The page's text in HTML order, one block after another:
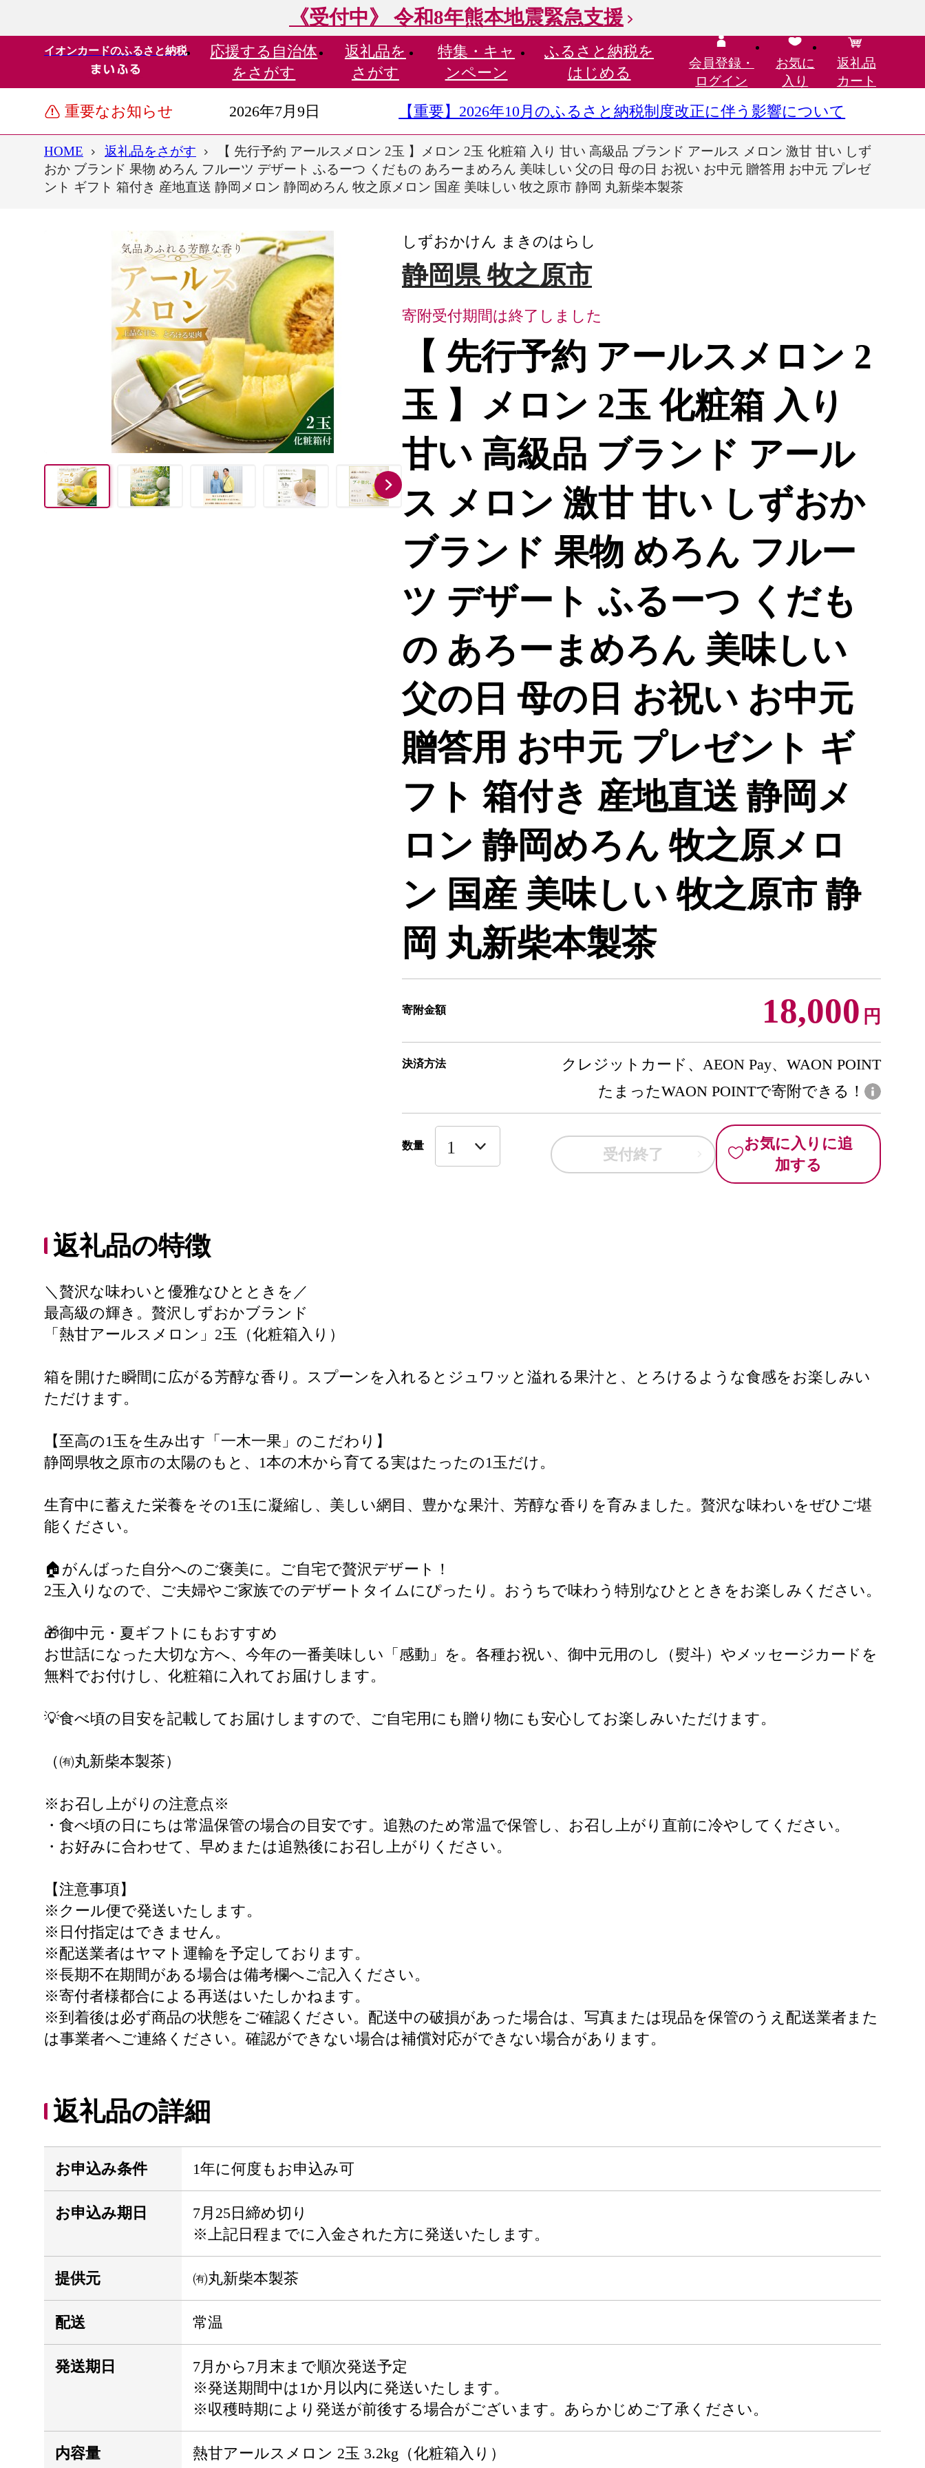
《受付中》 令和8年熊本地震緊急支援
イオンカードのふるさと納税 応援する 自治体
をさがす
返礼品を
さがす
特集・ キャ
ンペーン
ふるさと納税を
はじめる
会員登録・
ログイン
お気に
入り
返礼品
カート
重要なお知らせ 2026年7月9日 【重要】2026年10月のふるさと納税制度改正に伴う影響について
HOME 返礼品をさがす
【 先行予約 アールスメロン 2玉 】メロン 2玉 化粧箱 入り 甘い 高級品 ブランド アールス メロン 激甘 甘い しず
おか ブランド 果物 めろん フルーツ デザート ふるーつ くだもの あろーまめろん 美味しい 父の日 母の日 お祝い お中元 贈答用 お中元 プレゼ
ント ギフト 箱付き 産地直送 静岡メロン 静岡めろん 牧之原メロン 国産 美味しい 牧之原市 静岡 丸新柴本製茶
しずおかけん まきのはらし
静岡県 牧之原市
寄附受付期間は終了しました
【 先行予約 アールスメロン 2
玉 】メロン 2玉 化粧箱 入り
甘い 高級品 ブランド アール
ス メロン 激甘 甘い しずおか
ブランド 果物 めろん フルー
ツ デザート ふるーつ くだも
の あろーまめろん 美味しい
父の日 母の日 お祝い お中元
贈答用 お中元 プレゼント ギ
フト 箱付き 産地直送 静岡メ
ロン 静岡めろん 牧之原メロ
ン 国産 美味しい 牧之原市 静
岡 丸新柴本製茶
寄附金額 18,000 円
決済方法
クレジットカード、AEON Pay、WAON POINT
たまったWAON POINTで寄附できる！
数量 受付終了
お気に入りに追
加する
返礼品の特徴
＼贅沢な味わいと優雅なひとときを／
最高級の輝き。贅沢しずおかブランド
「熱甘アールスメロン」2玉（化粧箱入り）
箱を開けた瞬間に広がる芳醇な香り。スプーンを入れるとジュワッと溢れる果汁と、とろけるような食感をお楽しみい
ただけます。
【至高の1玉を生み出す「一木一果」のこだわり】
静岡県牧之原市の太陽のもと、1本の木から育てる実はたったの1玉だけ。
生育中に蓄えた栄養をその1玉に凝縮し、美しい網目、豊かな果汁、芳醇な香りを育みました。贅沢な味わいをぜひご堪
能ください。
🏠がんばった自分へのご褒美に。ご自宅で贅沢デザート！
2玉入りなので、ご夫婦やご家族でのデザートタイムにぴったり。おうちで味わう特別なひとときをお楽しみください。
🎁御中元・夏ギフトにもおすすめ
お世話になった大切な方へ、今年の一番美味しい「感動」を。各種お祝い、御中元用のし（熨斗）やメッセージカードを
無料でお付けし、化粧箱に入れてお届けします。
💡食べ頃の目安を記載してお届けしますので、ご自宅用にも贈り物にも安心してお楽しみいただけます。
（㈲丸新柴本製茶）
※お召し上がりの注意点※
・食べ頃の日にちは常温保管の場合の目安です。追熟のため常温で保管し、お召し上がり直前に冷やしてください。
・お好みに合わせて、早めまたは追熟後にお召し上がりください。
【注意事項】
※クール便で発送いたします。
※日付指定はできません。
※配送業者はヤマト運輸を予定しております。
※長期不在期間がある場合は備考欄へご記入ください。
※寄付者様都合による再送はいたしかねます。
※到着後は必ず商品の状態をご確認ください。配送中の破損があった場合は、写真または現品を保管のうえ配送業者また
は事業者へご連絡ください。確認ができない場合は補償対応ができない場合があります。
返礼品の詳細
お申込み条件 1年に何度もお申込み可
お申込み期日
7月25日締め切り
※上記日程までに入金された方に発送いたします。
提供元 ㈲丸新柴本製茶
配送 常温
発送期日
7月から7月末まで順次発送予定
※発送期間中は1か月以内に発送いたします。
※収穫時期により発送が前後する場合がございます。あらかじめご了承ください。
内容量 熱甘アールスメロン 2玉 3.2kg（化粧箱入り）